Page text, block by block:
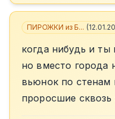
ПИРОЖКИ из Б... (
когда нибудь и ты
но вместо города
вьюнок по стенам
проросшие сквозь